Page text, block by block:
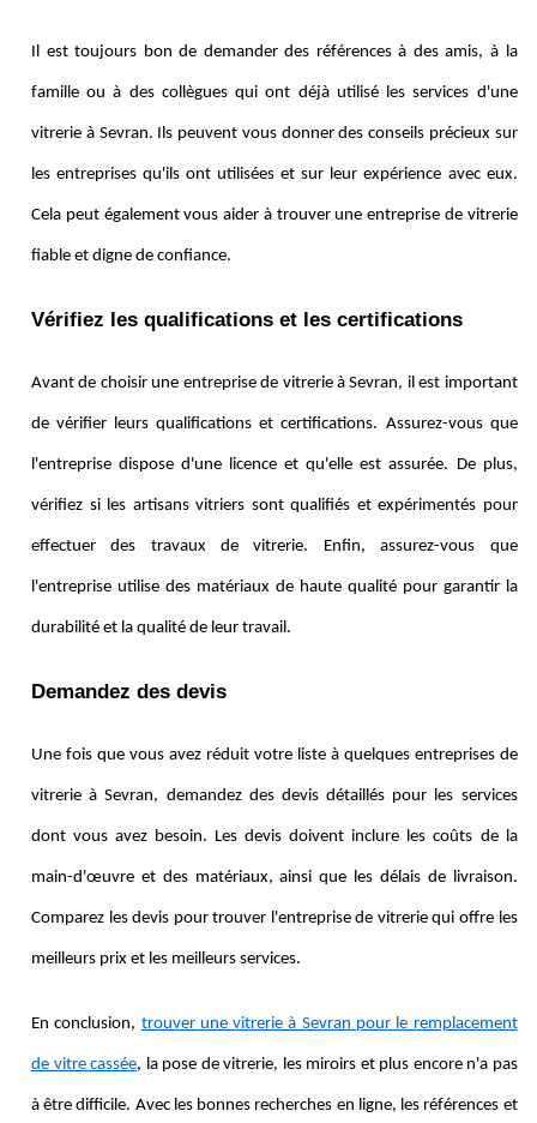
Il est toujours bon de demander des références à des amis, à la
famille ou à des collègues qui ont déjà utilisé les services d'une
vitrerie à Sevran. Ils peuvent vous donner des conseils précieux sur
les entreprises qu'ils ont utilisées et sur leur expérience avec eux.
Cela peut également vous aider à trouver une entreprise de vitrerie
fiable et digne de confiance.
Vérifiez les qualifications et les certifications
Avant de choisir une entreprise de vitrerie à Sevran, il est important
de vérifier leurs qualifications et certifications. Assurez-vous que
l'entreprise dispose d'une licence et qu'elle est assurée. De plus,
vérifiez si les artisans vitriers sont qualifiés et expérimentés pour
effectuer des travaux de vitrerie. Enfin, assurez-vous que
l'entreprise utilise des matériaux de haute qualité pour garantir la
durabilité et la qualité de leur travail.
Demandez des devis
Une fois que vous avez réduit votre liste à quelques entreprises de
vitrerie à Sevran, demandez des devis détaillés pour les services
dont vous avez besoin. Les devis doivent inclure les coûts de la
main-d'œuvre et des matériaux, ainsi que les délais de livraison.
Comparez les devis pour trouver l'entreprise de vitrerie qui offre les
meilleurs prix et les meilleurs services.
En conclusion, trouver une vitrerie à Sevran pour le remplacement
de vitre cassée, la pose de vitrerie, les miroirs et plus encore n'a pas
à être difficile. Avec les bonnes recherches en ligne, les références et